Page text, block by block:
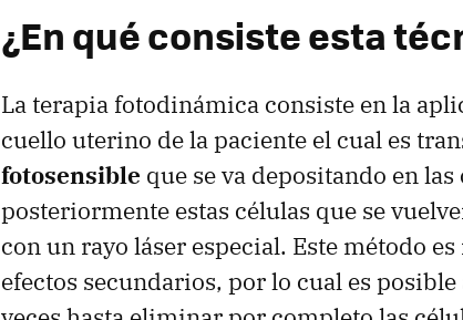
¿En qué consiste esta
La terapia fotodinámica consiste en la
cuello uterino de la paciente el cual es
fotosensible que se va depositando en
posteriormente estas células que se
con un rayo láser especial. Este método
efectos secundarios, por lo cual es